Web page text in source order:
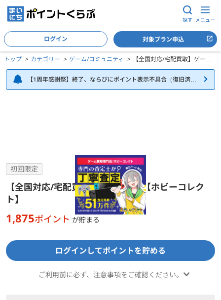
探す メニュー
ログイン 対象プラン申込
トップ カテゴリー ゲーム/コミュニティ
【全国対応/宅配買取】ゲーム
【1周年感謝祭】終了、ならびにポイント表示不具合（復旧済
初回限定
【全国対応/宅配買取】ゲーム買取【ホビーコレク
ト】
1,875ポイント が貯まる
ログインしてポイントを貯める
ご利用前に必ず、注意事項をご確認ください。